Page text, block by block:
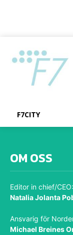
F7CITY
OM OSS
Editor in chief/CEO:
Natalia Jolanta
Ansvarig för
Michael Breines